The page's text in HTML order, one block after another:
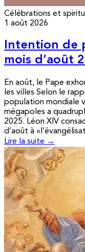
Célébrations et
1 août 2026
Intention de
mois d’août
En août, le Pape
les villes Selon le
population mondiale
mégapoles a
2025. Léon XIV
d’août à
Lire la suite →